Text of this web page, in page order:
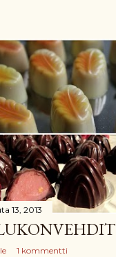
13, 2013
1 kommentti